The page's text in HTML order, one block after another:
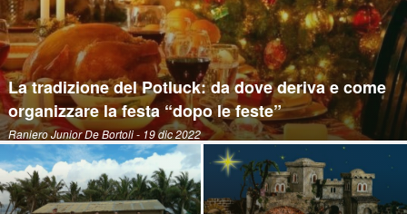
La tradizione del Potluck: da dove deriva e come
organizzare la festa “dopo le feste”
Raniero Junior De Bortoli- 19 dic 2022